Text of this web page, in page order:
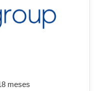
meses